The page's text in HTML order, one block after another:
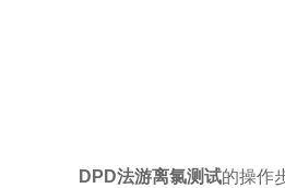
DPD法游离氯测试的操作